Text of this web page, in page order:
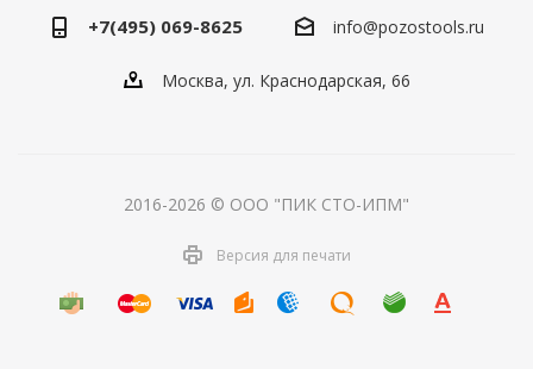
+7(495) 069-8625 info@pozostools.ru
Москва, ул. Краснодарская, 66
2016-2026 © ООО "ПИК СТО-ИПМ"
Версия для печати